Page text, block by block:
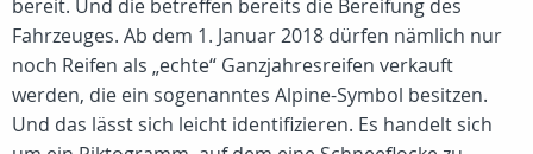
bereit. Und die betreffen bereits die Bereifung des
Fahrzeuges. Ab dem 1. Januar 2018 dürfen nämlich nur
noch Reifen als „echte“ Ganzjahresreifen verkauft
werden, die ein sogenanntes Alpine-Symbol besitzen.
Und das lässt sich leicht identifizieren. Es handelt sich